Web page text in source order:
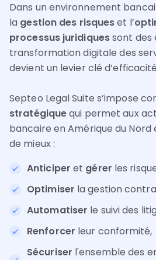
Dans un environnement
la gestion des risqueset l’
processus juridiquessont des
transformation digitale des
devient un levier clé
Septeo Legal Suite s’impose
stratégiquequi permet aux
bancaire en Amérique du Nord
de mieux :
Anticiper et gérer les
Optimiser la gestion
Automatiser le suivi des
Renforcer leur conformité,
Sécuriser l'ensemble des